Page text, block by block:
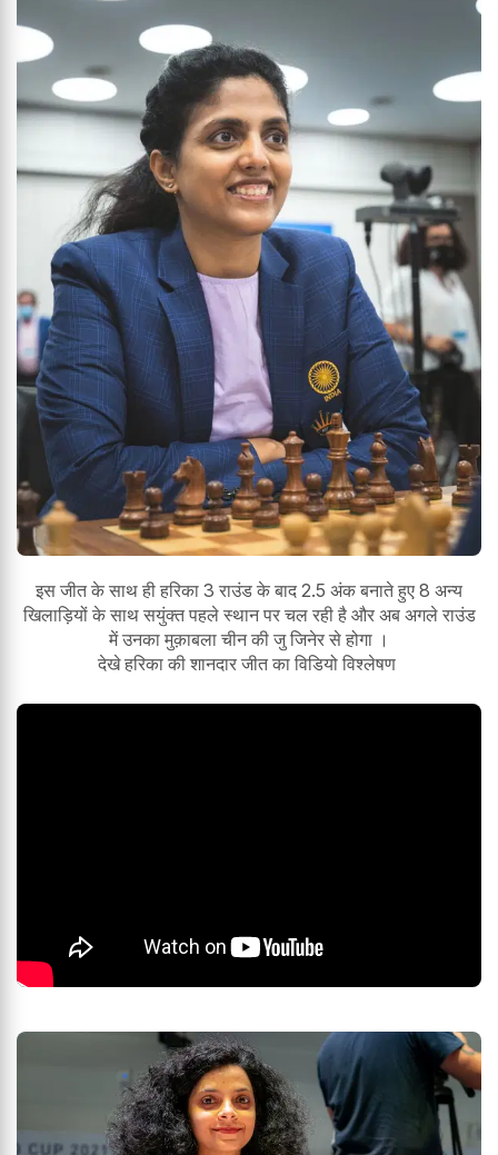
इस जीत के साथ ही हरिका 3 राउंड के बाद 2.5 अंक बनाते हुए 8 अन्य
खिलाड़ियों के साथ सयुंक्त पहले स्थान पर चल रही है और अब अगले राउंड
में उनका मुक़ाबला चीन की जु जिनेर से होगा ।
देखे हरिका की शानदार जीत का विडियो विश्लेषण